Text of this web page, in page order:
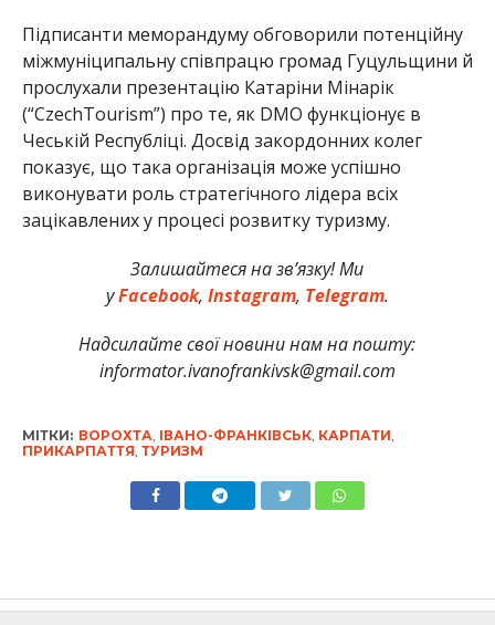
Підписанти меморандуму обговорили потенційну
міжмуніципальну співпрацю громад Гуцульщини й
прослухали презентацію Катаріни Мінарік
(“CzechTourism”) про те, як DMO функціонує в
Чеській Республіці. Досвід закордонних колег
показує, що така організація може успішно
виконувати роль стратегічного лідера всіх
зацікавлених у процесі розвитку туризму.
Залишайтеся на зв’язку! Ми
уFacebook, Instagram, Telegram.
Надсилайте свої новини нам на пошту:
informator.ivanofrankivsk@gmail.com
МІТКИ: ВОРОХТА, ІВАНО-ФРАНКІВСЬК, КАРПАТИ,
ПРИКАРПАТТЯ, ТУРИЗМ